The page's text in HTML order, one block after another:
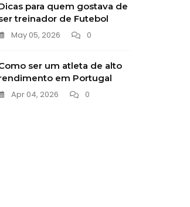
para quem gostava de
treinador de Futebol
May 05, 2026
0
ser um atleta de alto
em Portugal
Apr 04, 2026
0